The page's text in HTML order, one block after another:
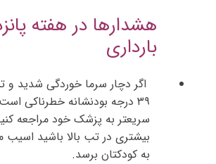
هشدارها در هفته
بارداری
اگر دچار سرما خوردگی شدید و
۳۹ درجه بودنشانه خطرناکی
سریعتر به پزشک خود مراجعه
بیشتری در تب بالا باشید
به کودکتان برسد.